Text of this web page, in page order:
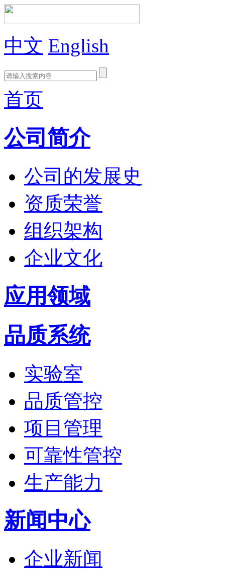
中文 English
首页
公司简介
公司的发展史
资质荣誉
组织架构
企业文化
应用领域
品质系统
实验室
品质管控
项目管理
可靠性管控
生产能力
新闻中心
企业新闻